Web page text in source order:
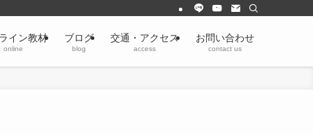
イン教材
online
ブログ
blog
交通・アクセス
access
お問い合わせ
contact us